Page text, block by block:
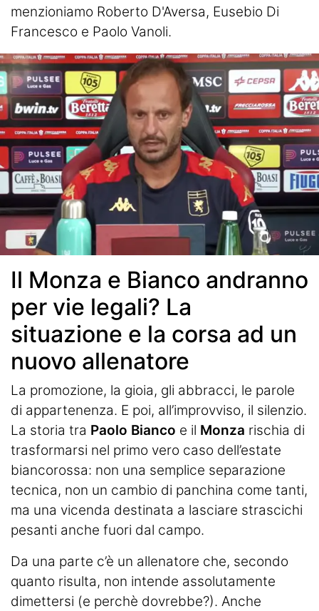
menzioniamo Roberto D'Aversa, Eusebio Di
Francesco e Paolo Vanoli.
Il Monza e Bianco andranno
per vie legali? La
situazione e la corsa ad un
nuovo allenatore
La promozione, la gioia, gli abbracci, le parole
di appartenenza. E poi, all’improvviso, il silenzio.
La storia tra Paolo Bianco e il Monza rischia di
trasformarsi nel primo vero caso dell’estate
biancorossa: non una semplice separazione
tecnica, non un cambio di panchina come tanti,
ma una vicenda destinata a lasciare strascichi
pesanti anche fuori dal campo.
Da una parte c’è un allenatore che, secondo
quanto risulta, non intende assolutamente
dimettersi (e perchè dovrebbe?). Anche